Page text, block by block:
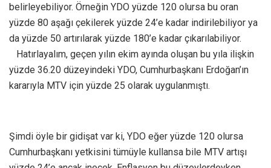
belirleyebiliyor. Örneğin YDO yüzde 120 olursa bu oran
yüzde 80 aşağı çekilerek yüzde 24’e kadar indirilebiliyor ya
da yüzde 50 artırılarak yüzde 180’e kadar çıkarılabiliyor.
Hatırlayalım, geçen yılın ekim ayında oluşan bu yıla ilişkin
yüzde 36.20 düzeyindeki YDO, Cumhurbaşkanı Erdoğan’ın
kararıyla MTV için yüzde 25 olarak uygulanmıştı.
Şimdi öyle bir gidişat var ki, YDO eğer yüzde 120 olursa
Cumhurbaşkanı yetkisini tümüyle kullansa bile MTV artışı